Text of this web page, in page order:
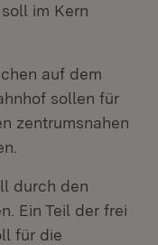
im Kern
auf dem
sollen für
zentrumsnahen
durch den
Ein Teil der frei
für die